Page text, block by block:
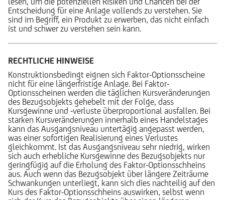
Entscheidung für eine Anlage vollends zu verstehen. Sie
sind im Begriff, ein Produkt zu erwerben, das nicht einfach
ist und schwer zu verstehen sein kann.
RECHTLICHE HINWEISE
Konstruktionsbedingt eignen sich Faktor-Optionsscheine
nicht für eine längerfristige Anlage. Bei Faktor-
Optionsscheinen werden die täglichen Kursveränderungen
des Bezugsobjekts gehebelt mit der Folge, dass
Kursgewinne und -verluste überproportional ausfallen. Bei
starken Kursveränderungen innerhalb eines Handelstages
kann das Ausgangsniveau untertägig angepasst werden,
was einer sofortigen Realisierung eines Verlustes
gleichkommt. Ist das Ausgangsniveau sehr niedrig, wirken
sich auch erhebliche Kursgewinne des Bezugsobjekts nur
geringfügig auf die Erholung des Faktor-Optionsschheins
aus. Auch wenn das Bezugsobjekt über längere Zeiträume
Schwankungen unterliegt, kann sich dies nachteilig auf den
Kurs des Faktor-Optionsschheins auswirken, selbst wenn